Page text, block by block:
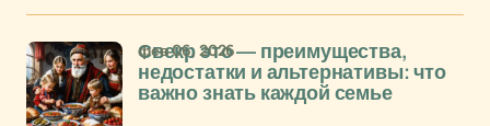
Свекр это — преимущества,
недостатки и альтернативы: что
важно знать каждой семье
фев 06, 2026